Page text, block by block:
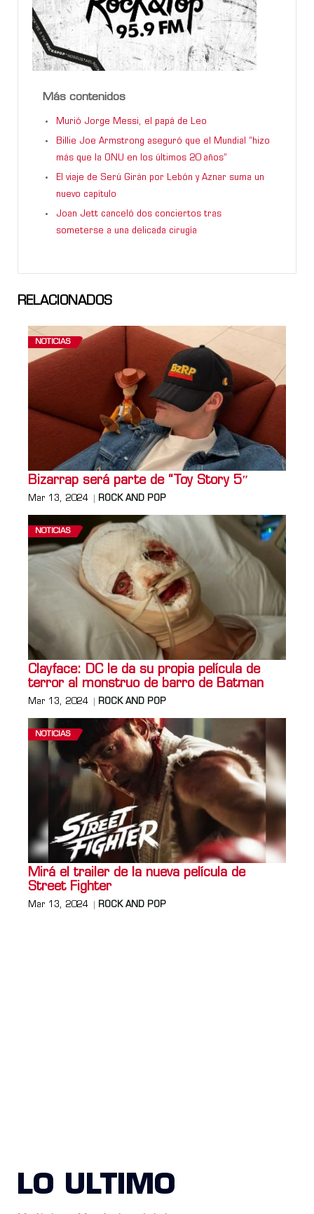
Más contenidos
Murió Jorge Messi, el papá de Leo
Billie Joe Armstrong aseguró que el Mundial “hizo
más que la ONU en los últimos 20 años”
El viaje de Serú Girán por Lebón y Aznar suma un
nuevo capítulo
Joan Jett canceló dos conciertos tras
someterse a una delicada cirugía
RELACIONADOS
NOTICIAS
Bizarrap será parte de “Toy Story 5″
Mar 13, 2024 ROCK AND POP
NOTICIAS
Clayface: DC le da su propia película de
terror al monstruo de barro de Batman
Mar 13, 2024 ROCK AND POP
NOTICIAS
Mirá el trailer de la nueva película de
Street Fighter
Mar 13, 2024 ROCK AND POP
LO ULTIMO